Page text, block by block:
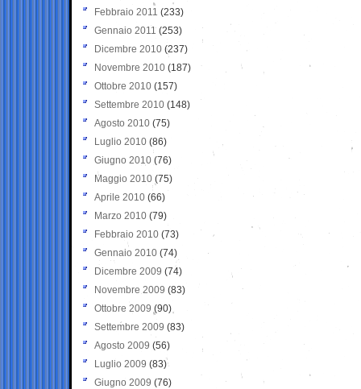
Febbraio 2011 (233)
Gennaio 2011 (253)
Dicembre 2010 (237)
Novembre 2010 (187)
Ottobre 2010 (157)
Settembre 2010 (148)
Agosto 2010 (75)
Luglio 2010 (86)
Giugno 2010 (76)
Maggio 2010 (75)
Aprile 2010 (66)
Marzo 2010 (79)
Febbraio 2010 (73)
Gennaio 2010 (74)
Dicembre 2009 (74)
Novembre 2009 (83)
Ottobre 2009 (90)
Settembre 2009 (83)
Agosto 2009 (56)
Luglio 2009 (83)
Giugno 2009 (76)